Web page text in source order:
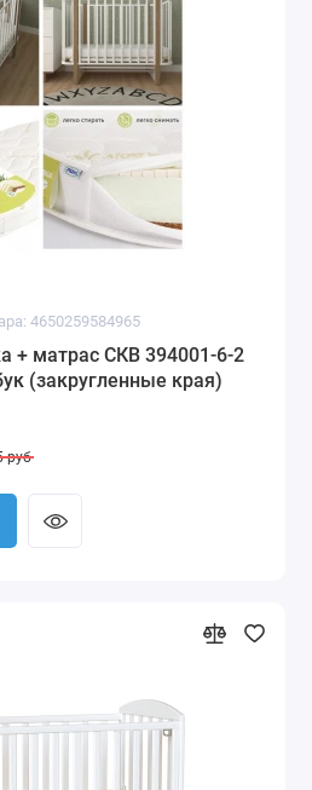
4650259584965
+ матрас СКВ 394001-6-2
(закругленные края)
руб